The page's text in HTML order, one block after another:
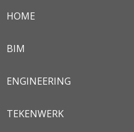
HOME
BIM
ENGINEERING
TEKENWERK